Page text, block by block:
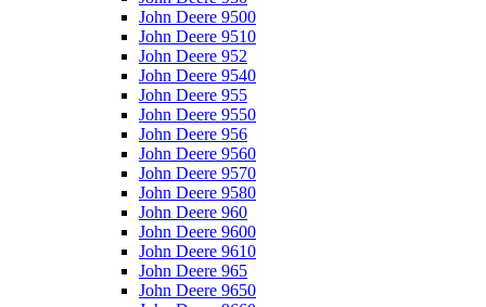
John Deere 9500
John Deere 9510
John Deere 952
John Deere 9540
John Deere 955
John Deere 9550
John Deere 956
John Deere 9560
John Deere 9570
John Deere 9580
John Deere 960
John Deere 9600
John Deere 9610
John Deere 965
John Deere 9650